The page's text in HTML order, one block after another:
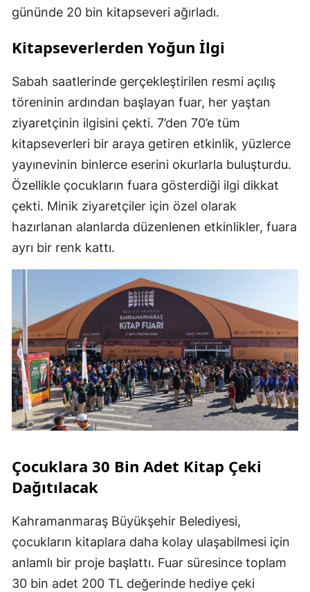
gününde 20 bin kitapseveri ağırladı.
Kitapseverlerden Yoğun İlgi
Sabah saatlerinde gerçekleştirilen resmi açılış
töreninin ardından başlayan fuar, her yaştan
ziyaretçinin ilgisini çekti. 7’den 70’e tüm
kitapseverleri bir araya getiren etkinlik, yüzlerce
yayınevinin binlerce eserini okurlarla buluşturdu.
Özellikle çocukların fuara gösterdiği ilgi dikkat
çekti. Minik ziyaretçiler için özel olarak
hazırlanan alanlarda düzenlenen etkinlikler, fuara
ayrı bir renk kattı.
Çocuklara 30 Bin Adet Kitap Çeki
Dağıtılacak
Kahramanmaraş Büyükşehir Belediyesi,
çocukların kitaplara daha kolay ulaşabilmesi için
anlamlı bir proje başlattı. Fuar süresince toplam
30 bin adet 200 TL değerinde hediye çeki